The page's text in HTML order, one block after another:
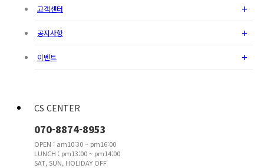
고객센터 +
공지사항 +
이벤트 +
CS CENTER
070-8874-8953
OPEN : am10:30 ~ pm16:00
LUNCH : pm13:00 ~ pm14:00
SAT, SUN, HOLIDAY OFF